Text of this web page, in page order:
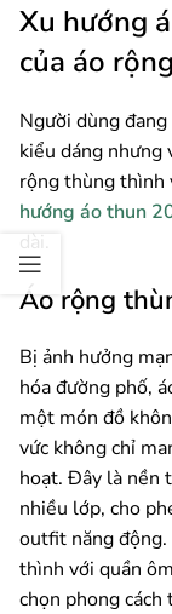
Xu hướng
của áo
Người dùng
kiểu dáng nhưng
rộng thùng thình
hướng áo thun
dài.
Áo rộng
Bị ảnh hưởng
hóa đường phố,
một món đồ
vức không chỉ
hoạt. Đây là nền
nhiều lớp, cho
outfit năng
thình với quần
chọn phong